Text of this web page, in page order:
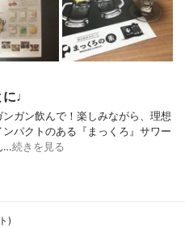
♩
ガン飲んで！楽しみながら、理想
パクトのある『まっくろ』サワー
…続きを見る
)